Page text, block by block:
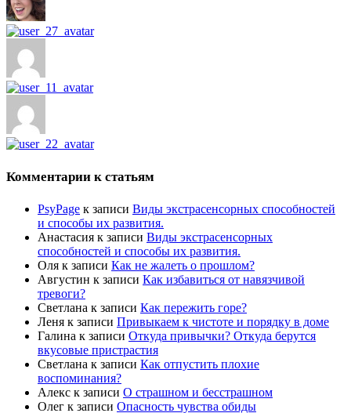
Комментарии к статьям
PsyPage к записи Виды экстрасенсорных способностей
и способы их развития.
Анастасия к записи Виды экстрасенсорных
способностей и способы их развития.
Оля к записи Как не жалеть о прошлом?
Августин к записи Как избавиться от навязчивой
тревоги?
Светлана к записи Как пережить горе?
Леня к записи Привыкаем к чистоте и порядку в доме
Галина к записи Откуда привычки? Откуда берутся
вкусовые пристрастия
Светлана к записи Как отпустить плохие
воспоминания?
Алекс к записи О страшном и бесстрашном
Олег к записи Опасность чувства обиды